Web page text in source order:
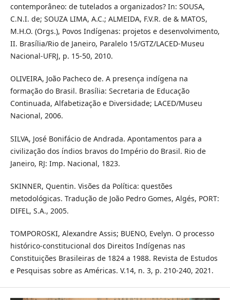
contemporâneo: de tutelados a organizados? In: SOUSA,
C.N.I. de; SOUZA LIMA, A.C.; ALMEIDA, F.V.R. de & MATOS,
M.H.O. (Orgs.), Povos Indígenas: projetos e desenvolvimento,
II. Brasília/Rio de Janeiro, Paralelo 15/GTZ/LACED-Museu
Nacional-UFRJ, p. 15-50, 2010.
OLIVEIRA, João Pacheco de. A presença indígena na
formação do Brasil. Brasília: Secretaria de Educação
Continuada, Alfabetização e Diversidade; LACED/Museu
Nacional, 2006.
SILVA, José Bonifácio de Andrada. Apontamentos para a
civilização dos índios bravos do Império do Brasil. Rio de
Janeiro, RJ: Imp. Nacional, 1823.
SKINNER, Quentin. Visões da Política: questões
metodológicas. Tradução de João Pedro Gomes, Algés, PORT:
DIFEL, S.A., 2005.
TOMPOROSKI, Alexandre Assis; BUENO, Evelyn. O processo
histórico-constitucional dos Direitos Indígenas nas
Constituições Brasileiras de 1824 a 1988. Revista de Estudos
e Pesquisas sobre as Américas. V.14, n. 3, p. 210-240, 2021.